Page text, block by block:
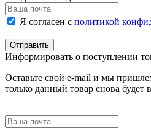
Я согласен с политикой
Отправить
Информировать о поступлении
Оставьте свой e-mail и мы
только данный товар снова будет